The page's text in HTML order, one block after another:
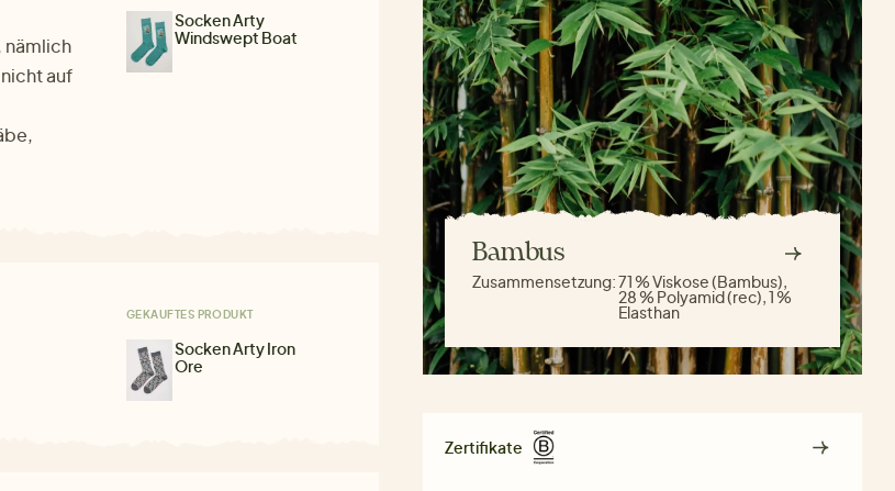
nämlich
auf
Socken Arty
Windswept Boat
GEKAUFTES PRODUKT
Socken Arty Iron
Ore
Bambus
Zusammensetzung:71 % Viskose (Bambus),
28 % Polyamid (rec), 1 %
Elasthan
Zertifikate